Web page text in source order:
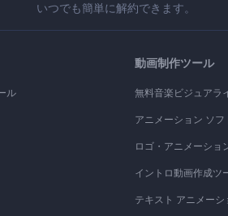
いつでも簡単に解約できます。
ル
動画制作ツール
無料音楽ビジュアラ
アニメーション ソフ
ロゴ・アニメーショ
イントロ動画作成ツ
テキスト アニメー